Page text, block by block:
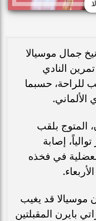
جمال موسيالا
النادي
للراحة، حسبما
الألماني.
المتوج بلقب
إصابة
في فخذه
موسيالا قد يغيب
بايرن المقبلتين